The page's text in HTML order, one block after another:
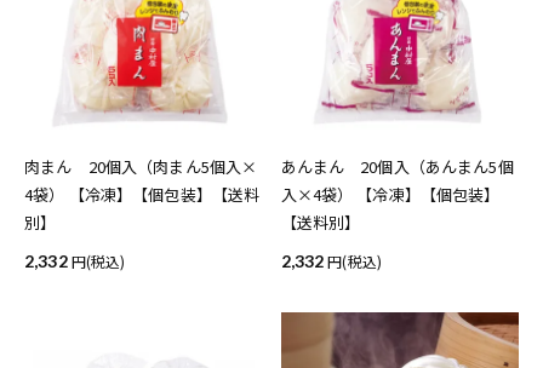
肉まん 20個入（肉まん5個入×
4袋） 【冷凍】【個包装】【送料
別】
2,332 (税込)
あんまん 20個入（あんまん5個
入×4袋） 【冷凍】【個包装】
【送料別】
2,332 (税込)